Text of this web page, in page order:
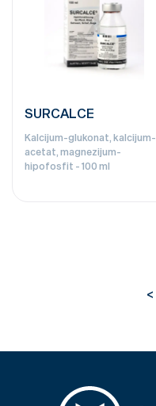
SURCALCE
Kalcijum-glukonat, kalcijum-
acetat, magnezijum-
hipofosfit - 100 ml
<